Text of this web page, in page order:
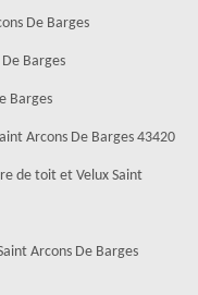
De Barges
Barges
Barges
Arcons De Barges 43420
de toit et Velux Saint
Arcons De Barges